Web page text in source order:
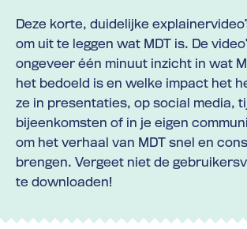
Deze korte, duidelijke
om uit te leggen wat MDT is. De
ongeveer één minuut inzicht in wat
het bedoeld is en welke impact het
ze in presentaties, op social media,
bijeenkomsten of in je eigen
om het verhaal van MDT snel en
brengen. Vergeet niet de
te downloaden!